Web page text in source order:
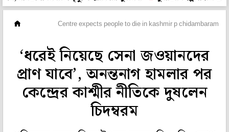
Centre expects people to die in kashmir p chidambaram
‘ধরেই নিয়েছে সেনা জওয়ানদের
প্রাণ যাবে’, অনন্তনাগ হামলার পর
কেন্দ্রের কাশ্মীর নীতিকে দুষলেন
চিদম্বরম